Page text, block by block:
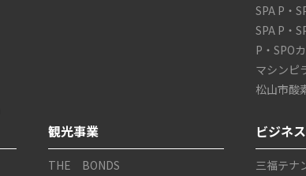
SPA P・
SPA P・
P・SPO
マシンピ
松山市酸
観光事業
THE BONDS
ビジネ
三福テナ